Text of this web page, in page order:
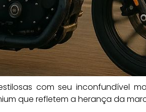
com seu inconfundível
que refletem a herança da